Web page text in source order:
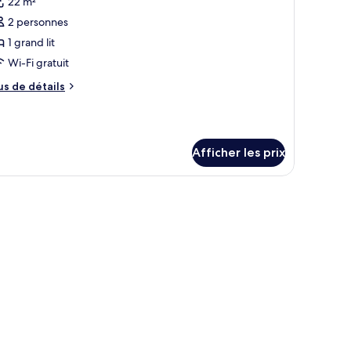
:
2 personnes
1 grand lit
Wi-Fi gratuit
de détails
Afficher les prix